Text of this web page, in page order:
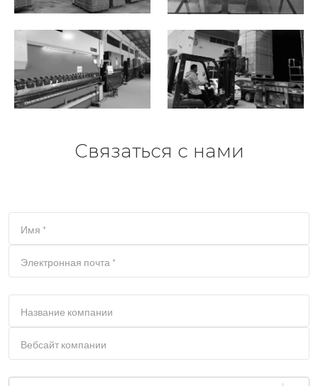
Связаться с нами
Имя *
Электронная почта *
Название компании
Вебсайт компании